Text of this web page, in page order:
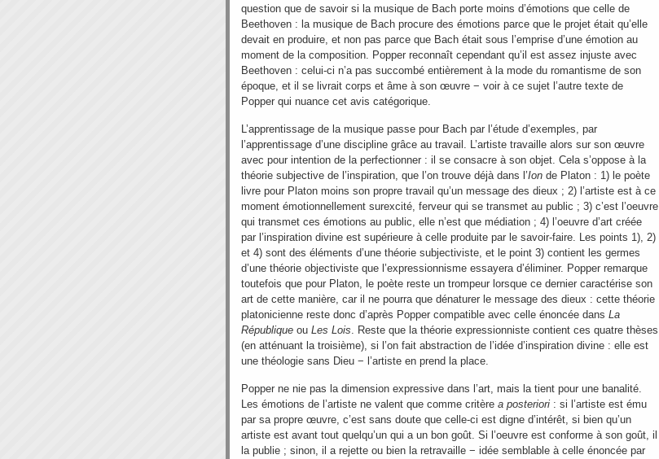
question que de savoir si la musique de Bach porte moins d’émotions que celle de
Beethoven : la musique de Bach procure des émotions parce que le projet était qu’elle
devait en produire, et non pas parce que Bach était sous l’emprise d’une émotion au
moment de la composition. Popper reconnaît cependant qu’il est assez injuste avec
Beethoven : celui-ci n’a pas succombé entièrement à la mode du romantisme de son
époque, et il se livrait corps et âme à son œuvre − voir à ce sujet l’autre texte de
Popper qui nuance cet avis catégorique.
L’apprentissage de la musique passe pour Bach par l’étude d’exemples, par
l’apprentissage d’une discipline grâce au travail. L’artiste travaille alors sur son œuvre
avec pour intention de la perfectionner : il se consacre à son objet. Cela s’oppose à la
théorie subjective de l’inspiration, que l’on trouve déjà dans l’Ion de Platon : 1) le poète
livre pour Platon moins son propre travail qu’un message des dieux ; 2) l’artiste est à ce
moment émotionnellement surexcité, ferveur qui se transmet au public ; 3) c’est l’oeuvre
qui transmet ces émotions au public, elle n’est que médiation ; 4) l’oeuvre d’art créée
par l’inspiration divine est supérieure à celle produite par le savoir-faire. Les points 1), 2)
et 4) sont des éléments d’une théorie subjectiviste, et le point 3) contient les germes
d’une théorie objectiviste que l’expressionnisme essayera d’éliminer. Popper remarque
toutefois que pour Platon, le poète reste un trompeur lorsque ce dernier caractérise son
art de cette manière, car il ne pourra que dénaturer le message des dieux : cette théorie
platonicienne reste donc d’après Popper compatible avec celle énoncée dans La
République ou Les Lois. Reste que la théorie expressionniste contient ces quatre thèses
(en atténuant la troisième), si l’on fait abstraction de l’idée d’inspiration divine : elle est
une théologie sans Dieu − l’artiste en prend la place.
Popper ne nie pas la dimension expressive dans l’art, mais la tient pour une banalité.
Les émotions de l’artiste ne valent que comme critère a posteriori : si l’artiste est ému
par sa propre œuvre, c’est sans doute que celle-ci est digne d’intérêt, si bien qu’un
artiste est avant tout quelqu’un qui a un bon goût. Si l’oeuvre est conforme à son goût, il
la publie ; sinon, il a rejette ou bien la retravaille − idée semblable à celle énoncée par